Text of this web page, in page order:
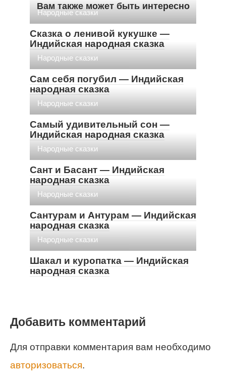
Вам также может быть интересно
Народные сказки
Сказка о ленивой кукушке —
Индийская народная сказка
Народные сказки
Сам себя погубил — Индийская
народная сказка
Народные сказки
Самый удивительный сон —
Индийская народная сказка
Народные сказки
Сант и Басант — Индийская
народная сказка
Народные сказки
Сантурам и Антурам — Индийская
народная сказка
Народные сказки
Шакал и куропатка — Индийская
народная сказка
Добавить комментарий
Для отправки комментария вам необходимо
авторизоваться.